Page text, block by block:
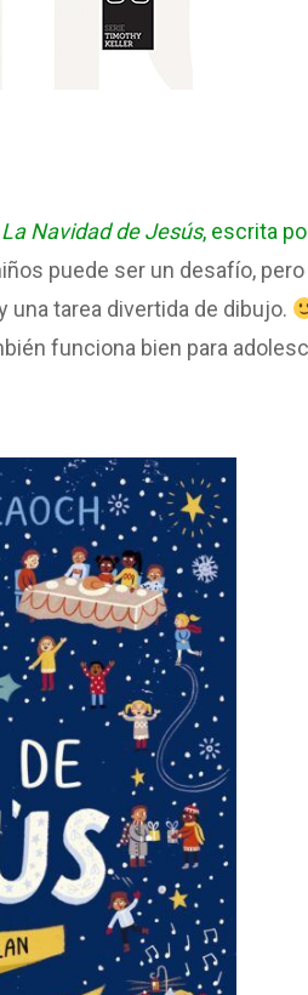
La Navidad de Jesús, escrita
puede ser un desafío,
tarea divertida de dibujo.
funciona bien para